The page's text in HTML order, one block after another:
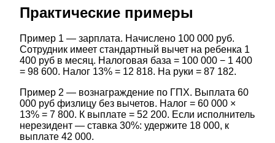
Практические примеры
Пример 1 — зарплата. Начислено 100 000 руб.
Сотрудник имеет стандартный вычет на ребенка 1
400 руб в месяц. Налоговая база = 100 000 − 1 400
= 98 600. Налог 13% = 12 818. На руки = 87 182.
Пример 2 — вознаграждение по ГПХ. Выплата 60
000 руб физлицу без вычетов. Налог = 60 000 ×
13% = 7 800. К выплате = 52 200. Если исполнитель
нерезидент — ставка 30%: удержите 18 000, к
выплате 42 000.